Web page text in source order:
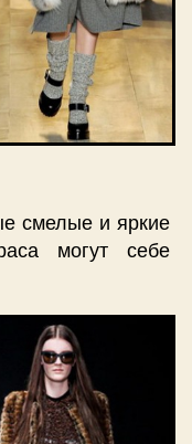
смелые и яркие
могут себе